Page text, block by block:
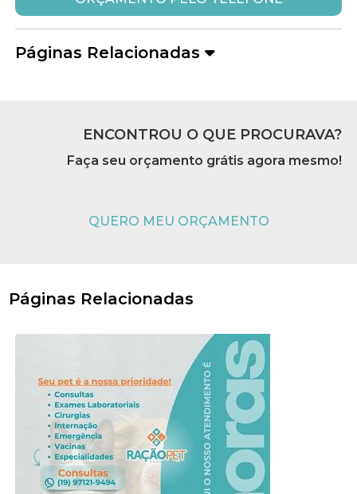
Páginas Relacionadas
ENCONTROU O QUE PROCURAVA?
Faça seu orçamento grátis agora mesmo!
QUERO MEU ORÇAMENTO
Páginas Relacionadas